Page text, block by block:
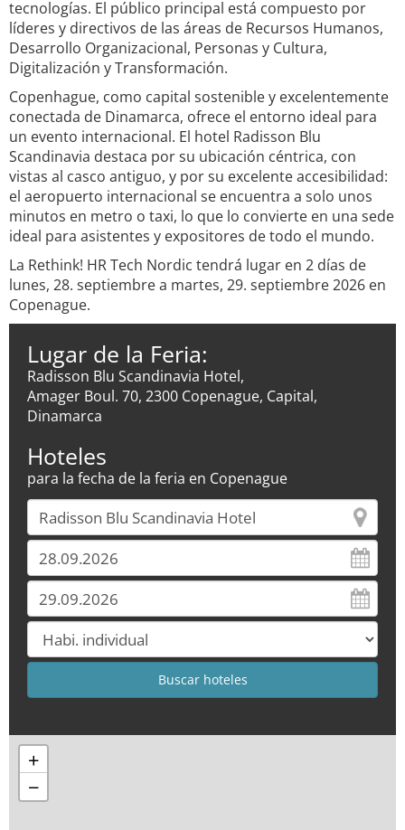
tecnologías. El público principal está compuesto por
líderes y directivos de las áreas de Recursos Humanos,
Desarrollo Organizacional, Personas y Cultura,
Digitalización y Transformación.
Copenhague, como capital sostenible y excelentemente
conectada de Dinamarca, ofrece el entorno ideal para
un evento internacional. El hotel Radisson Blu
Scandinavia destaca por su ubicación céntrica, con
vistas al casco antiguo, y por su excelente accesibilidad:
el aeropuerto internacional se encuentra a solo unos
minutos en metro o taxi, lo que lo convierte en una sede
ideal para asistentes y expositores de todo el mundo.
La Rethink! HR Tech Nordic tendrá lugar en 2 días de
lunes, 28. septiembre a martes, 29. septiembre 2026 en
Copenague.
Lugar de la Feria:
Radisson Blu Scandinavia Hotel,
Amager Boul. 70, 2300 Copenague, Capital,
Dinamarca
Hoteles
para la fecha de la feria en Copenague
+
−